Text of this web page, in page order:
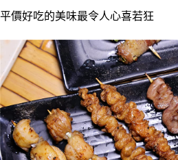
平價好吃的美味最令人心喜若狂